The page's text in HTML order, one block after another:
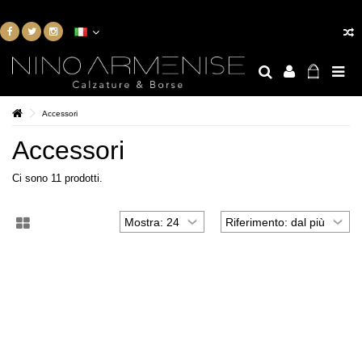
Accessori
Accessori
Ci sono 11 prodotti.